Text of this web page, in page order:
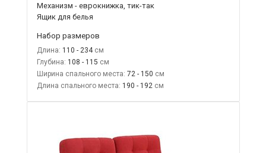
Механизм - еврокнижка, тик-так
Ящик для белья
Набор размеров
Длина: 110 - 234
Глубина: 108 - 115
Ширина спального места: 72 - 150
Длина спального места: 190 - 192